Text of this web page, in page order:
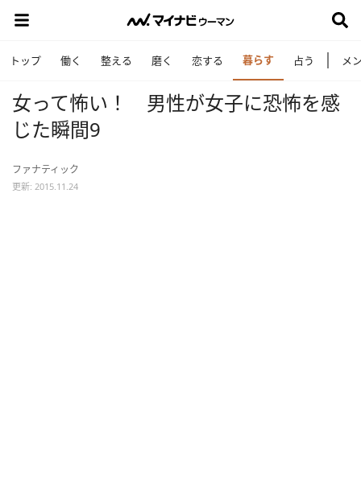
トップ 働く 整える 磨く 恋する 暮らす 占う メ
女って怖い！ 男性が女子に恐怖を感
じた瞬間9
ファナティック
更新: 2015.11.24